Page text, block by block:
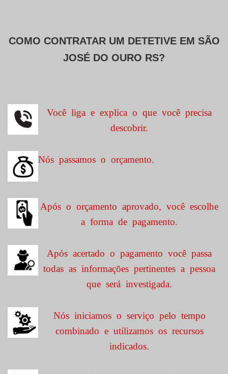
COMO CONTRATAR UM DETETIVE EM SÃO
JOSÉ DO OURO RS?
Você liga e explica o que você precisa
descobrir.
Nós passamos o orçamento.
Após o orçamento aprovado, você escolhe
a forma de pagamento.
Após acertado o pagamento você passa
todas as informações pertinentes a pessoa
que será investigada.
Nós iniciamos o serviço pelo tempo
combinado e utilizamos os recursos
indicados.